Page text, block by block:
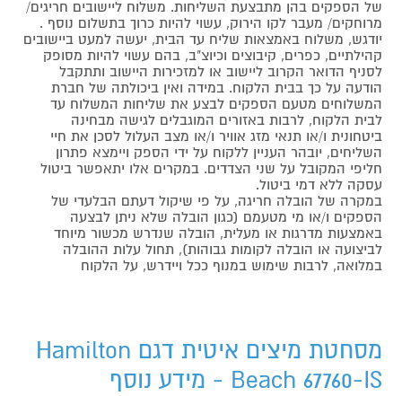
של הספקים בהן מתבצעת השליחות. משלוח ליישובים חריגים/
מרוחקים/ מעבר לקו הירוק, עשוי להיות כרוך בתשלום נוסף .
יודגש, משלוח באמצאות שליח עד הבית, יעשה למעט ביישובים
קהילתיים, כפרים, קיבוצים וכיוצ"ב, בהם עשוי להיות מסופק
לסניף הדואר הקרוב ליישוב או למזכירות היישוב ותתקבל
הודעה על כך בבית הלקוח. במידה ואין ביכולתה של חברת
המשלוחים מטעם הספקים לבצע את שליחות המשלוח עד
לבית הלקוח, לרבות באזורים המוגבלים לגישה מבחינה
ביטחונית ו/או תנאי מזג אוויר ו/או מצב העלול לסכן את חיי
השליחים, יובהר העניין ללקוח על ידי הספק ויימצא פתרון
חליפי המקובל על שני הצדדים. במקרים אלו יתאפשר ביטול
עסקה ללא דמי ביטול.
במקרה של הובלה חריגה, על פי שיקול דעתם הבלעדי של
הספקים ו/או מי מטעמם (כגון הובלה שלא ניתן לבצעה
באמצעות מדרגות או מעלית, הובלה שנדרש מכשור מיוחד
לביצועה או הובלה לקומות גבוהות), תחול עלות ההובלה
במלואה, לרבות שימוש במנוף ככל ויידרש, על הלקוח
מסחטת מיצים איטית דגם Hamilton
Beach 67760-IS - מידע נוסף